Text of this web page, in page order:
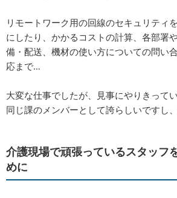
リモートワーク用の回線のセキュリティ
にしたり、かかるコストの計算、各部署
備・配送、機材の使い方についての問い
応まで…
大変な仕事でしたが、見事にやりきってい
同じ課のメンバーとして誇らしいですし
介護現場で頑張っているスタッフ
めに